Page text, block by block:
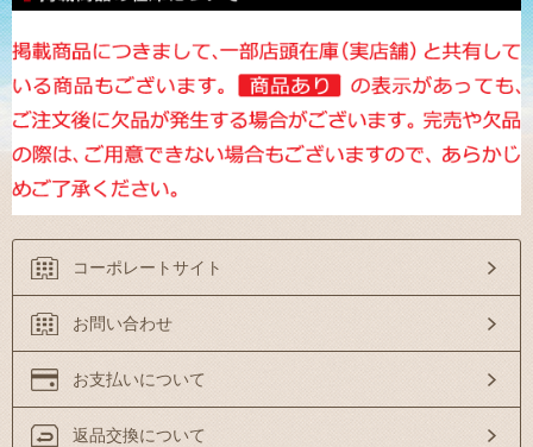
コーポレートサイト
お問い合わせ
お支払いについて
返品交換について